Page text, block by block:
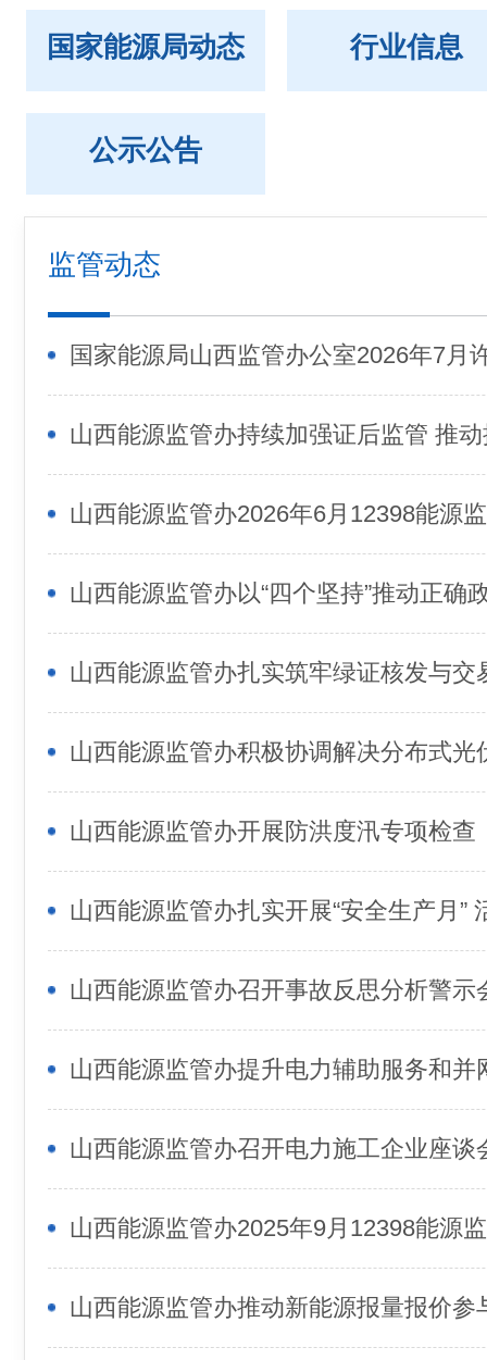
国家能源局动态 行业信息
公示公告
监管动态
山西能源监管办扎实筑牢绿证核发与交
山西能源监管办积极协调解决分布式光
山西能源监管办开展防洪度汛专项检查
山西能源监管办召开电力施工企业座谈
山西能源监管办推动新能源报量报价参